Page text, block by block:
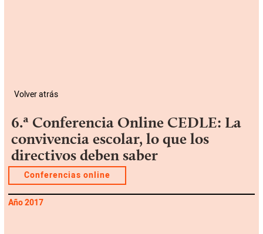
Volver atrás
6.ª Conferencia Online CEDLE: La
convivencia escolar, lo que los
directivos deben saber
Conferencias online
Año 2017